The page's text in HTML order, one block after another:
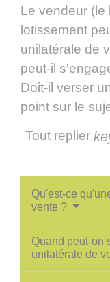
Le vendeur (le
lotissement
unilatérale de
peut-il
Doit-il verser
point sur le
Tout replier
Qu'est-ce
vente ?
Quand peut-on
unilatérale de